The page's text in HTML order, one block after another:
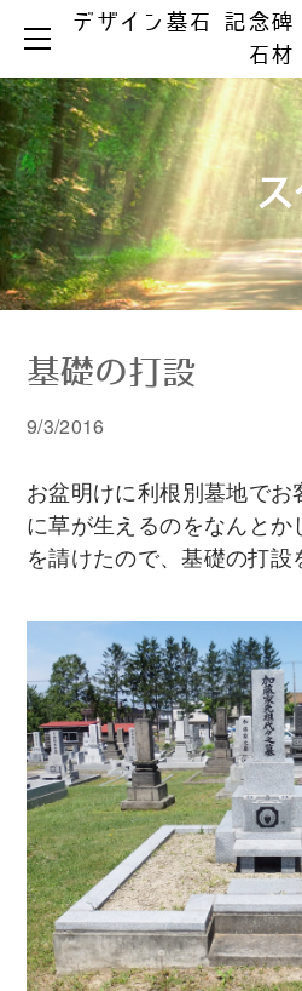
デザイン墓石 記念
石材
ス
基礎の打設
9/3/2016
お盆明けに利根別墓地でお
に草が生えるのをなんと
を請けたので、基礎の打設
HOME
お墓ができ
お墓の
お手入れと
製品ライン
デザイン墓
和型墓
洋型・和洋
お墓のリフ
リフォーム
器具の取
文字の色入
メジ補修・
クリーニ
墓じま
納骨の
会社案
霊園情
お問い合